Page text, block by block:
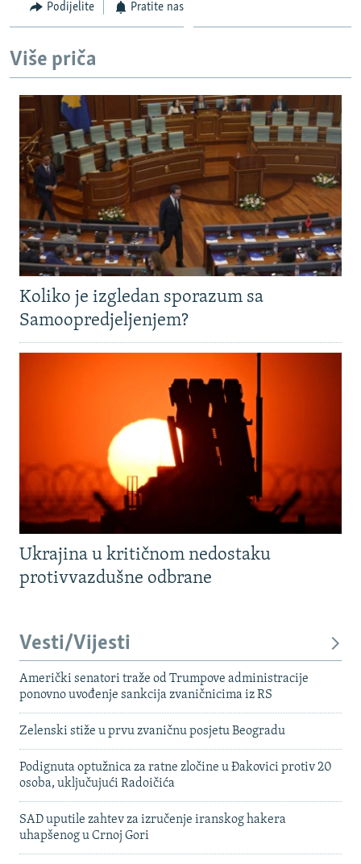
Podijelite Pratite nas
Više priča
Koliko je izgledan sporazum sa
Samoopredjeljenjem?
Ukrajina u kritičnom nedostaku
protivvazdušne odbrane
Vesti/Vijesti
Američki senatori traže od Trumpove administracije
ponovno uvođenje sankcija zvaničnicima iz RS
Zelenski stiže u prvu zvaničnu posjetu Beogradu
Podignuta optužnica za ratne zločine u Đakovici protiv 20
osoba, uključujući Radoičića
SAD uputile zahtev za izručenje iranskog hakera
uhapšenog u Crnoj Gori